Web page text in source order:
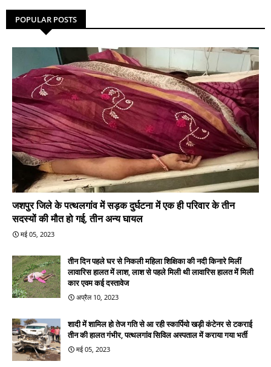
POPULAR POSTS
जशपुर जिले के पत्थलगांव में सड़क दुर्घटना में एक ही परिवार के तीन
सदस्यों की मौत हो गई, तीन अन्य घायल
मई 05, 2023
तीन दिन पहले घर से निकली महिला शिक्षिका की नदी किनारे मिलीं
लावारिस हालत में लाश, लाश से पहले मिली थी लावारिस हालत में मिली
कार एवम कई दस्तावेज
अप्रैल 10, 2023
शादी में शामिल हो तेज गति से आ रही स्कार्पियो खड़ी कंटेनर से टकराई
तीन की हालत गंभीर, पत्थलगांव सिविल अस्पताल में कराया गया भर्ती
मई 05, 2023